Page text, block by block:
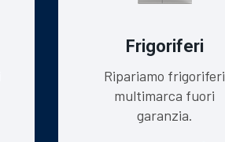
Frigoriferi
Ripariamo frigoriferi
multimarca fuori
garanzia.